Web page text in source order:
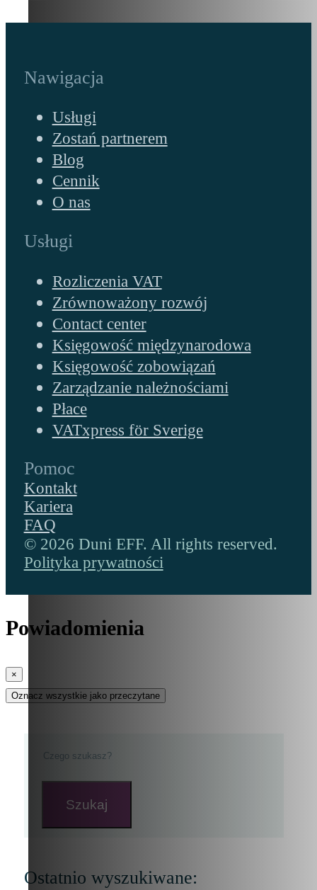
Nawigacja
Usługi
Zostań partnerem
Blog
Cennik
O nas
Usługi
Rozliczenia VAT
Zrównoważony rozwój
Contact center
Księgowość międzynarodowa
Księgowość zobowiązań
Zarządzanie należnościami
Płace
VATxpress för Sverige
Pomoc
Kontakt
Kariera
FAQ
© 2026 Duni EFF. All rights reserved.
Polityka prywatności
Powiadomienia
×
Oznacz wszystkie jako przeczytane
Szukaj
Ostatnio wyszukiwane: